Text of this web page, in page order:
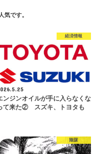
気です。
経済情報
ンジンオイルが手に入らなくな
て来た② スズキ、トヨタも
陰謀